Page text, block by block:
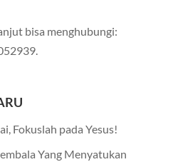
bisa menghubungi:
Fokuslah pada Yesus!
Yang Menyatukan